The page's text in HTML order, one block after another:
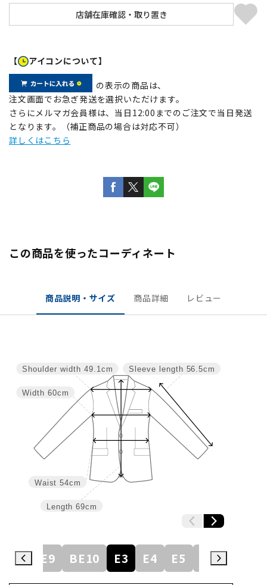
【 アイコンについて】
の表示の商品は、
注文画面でお急ぎ発送を選択いただけます。
さらにメルマガ会員様は、当日12:00までのご注文で当日発送
となります。（補正商品の場合は対応不可）
詳しくはこちら
この商品を使ったコーディネート
商品説明・サイズ 商品詳細 レビュー
Sleeve length 56.5cm
Length 69cm
Waist 54cm
Width 60cm
Shoulder width 49.1cm
BE9 BE10 E3 E4 E5 E6